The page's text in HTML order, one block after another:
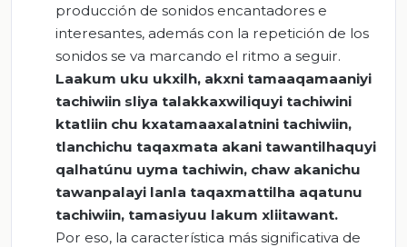
producción de sonidos encantadores e
interesantes, además con la repetición de los
sonidos se va marcando el ritmo a seguir.
Laakum uku ukxilh, akxni tamaaqamaaniyi
tachiwiin sliya talakkaxwiliquyi tachiwini
ktatliin chu kxatamaaxalatnini tachiwiin,
tlanchichu taqaxmata akani tawantilhaquyi
qalhatúnu uyma tachiwin, chaw akanichu
tawanpalayi lanla taqaxmattilha aqatunu
tachiwiin, tamasiyuu lakum xliitawant.
Por eso, la característica más significativa de